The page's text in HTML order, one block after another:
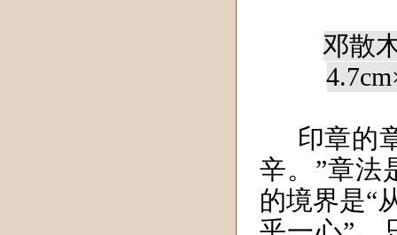
邓散
印章的
辛。”章法
的境界是“